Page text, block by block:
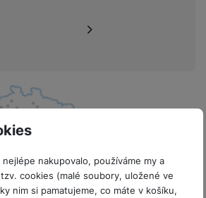
nakupovalo, používáme my a
cookies (malé soubory, uložené ve
nim si pamatujeme, co máte v košíku,